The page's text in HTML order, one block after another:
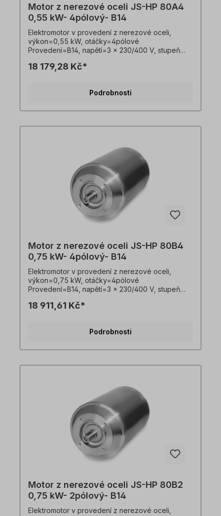
Motor z nerezové oceli JS-HP 80A4
0,55 kW- 4pólový- B14
Elektromotor v provedení z nerezové oceli,
výkon=0,55 kW, otáčky=4pólové
Provedení=B14, napětí=3 x 230/400 V, stupeň
hřídel=19 x 40 mm, hygienický kabelový vývod,
pohonu provádět pouze kvalifikovaní pracovníci
výrobků jsou nezávazné příklady!
18 179,28 Kč*
Podrobnosti
Motor z nerezové oceli JS-HP 80B4
0,75 kW- 4pólový- B14
Elektromotor v provedení z nerezové oceli,
výkon=0,75 kW, otáčky=4pólové
Provedení=B14, napětí=3 x 230/400 V, stupeň
hřídel=19 x 40 mm, hygienický kabelový vývod,
pohonu provádět pouze kvalifikovaní pracovníci
výrobků jsou nezávazné příklady!
18 911,61 Kč*
Podrobnosti
Motor z nerezové oceli JS-HP 80B2
0,75 kW- 2pólový- B14
Elektromotor v provedení z nerezové oceli,